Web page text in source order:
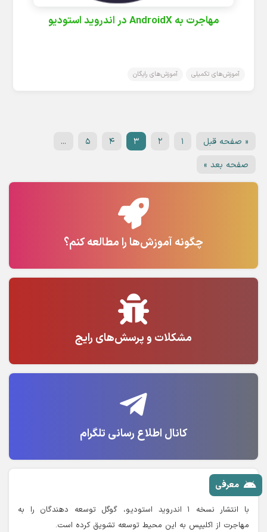
مهاجرت به AndroidX در اندروید استودیو
آموزش‌های تکمیلی آموزش‌های رایگان
« صفحه قبل ۱ ۲ ۳ ۴ ۵
...
صفحه بعد »
چگونه آموزش‌ها را مطالعه کنم؟
مشکلات و پرسش‌های رایج
کانال اطلاع رسانی تلگرام
معرفی
با انتشار نسخه ۱ اندروید استودیو، گوگل توسعه دهندگان را به
مهاجرت از اکلیپس به این محیط توسعه تشویق کرده است.